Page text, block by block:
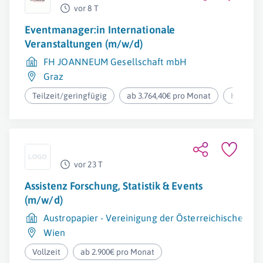
vor 8 T
Eventmanager:in Internationale
Veranstaltungen (m/w/d)
FH JOANNEUM Gesellschaft mbH
Graz
Teilzeit/geringfügig ab 3.764,40€ pro Monat
vor 23 T
Assistenz Forschung, Statistik & Events
(m/w/d)
Austropapier - Vereinigung der Österreichischen
Wien
Vollzeit ab 2.900€ pro Monat